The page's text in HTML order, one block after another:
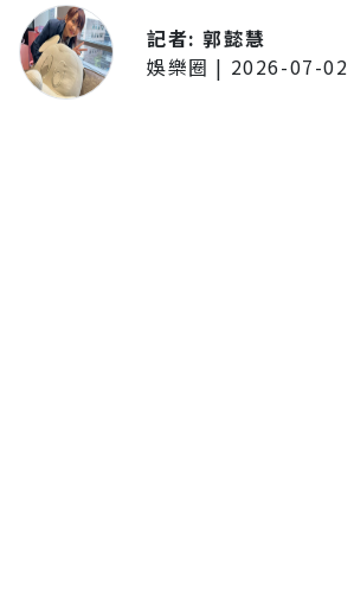
記者:郭懿慧
娛樂圈 | 2026-07-02